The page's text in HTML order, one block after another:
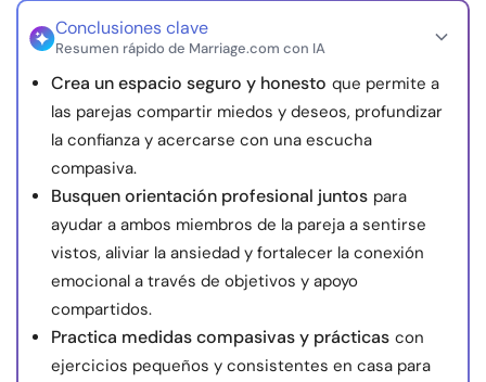
nosotros
© Copyright 2026. Todos los derechos reservados.
Conclusiones clave
Resumen rápido de Marriage.com con IA
Crea un espacio seguro y honesto que permite a
las parejas compartir miedos y deseos, profundizar
la confianza y acercarse con una escucha
compasiva.
Busquen orientación profesional juntos para
ayudar a ambos miembros de la pareja a sentirse
vistos, aliviar la ansiedad y fortalecer la conexión
emocional a través de objetivos y apoyo
compartidos.
Practica medidas compasivas y prácticas con
ejercicios pequeños y consistentes en casa para